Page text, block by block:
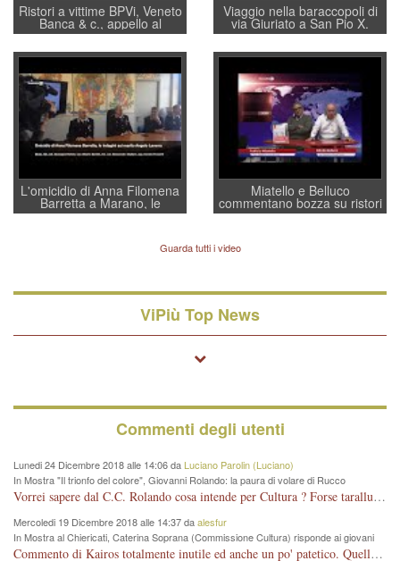
Ristori a vittime BPVi, Veneto
Banca & c., appello al
sottosegretario Alessio
Villarosa: per mettere ordine
convochi con Di Maio CNCU
a supporto della cabina di
regia al Mef
Viaggio nella baraccopoli di
via Giuriato a San Pio X.
Vicenza ai Vicentini: “faremo
un regalo di Natale ai
residenti”
L'omicidio di Anna Filomena
Barretta a Marano, le
indagini dei carabinieri di
Lavarra: più avvincenti di
quelle di... Barbara D'Urso
Miatello e Belluco
commentano bozza su ristori
BPVi e Veneto Banca
Guarda tutti i video
ViPiù Top News
Commenti degli utenti
Lunedi 24 Dicembre 2018 alle 14:06 da Luciano Parolin (Luciano)
In Mostra "Il trionfo del colore", Giovanni Rolando: la paura di volare di Rucco
Vorrei sapere dal C.C. Rolando cosa intende per Cultura ? Forse tarallucci, vino e sagre, o spaghetti tricolori del PD ? Il continuo (s)parlare della mostra a Palazzo Chiericati caro consigliere DANNEGGIA FORTEMENTE l'immagine della città TUTTA e fa deviare i consensi che in RUSSIA (badi bene ex U.R.S.S.) sono ECCELLENTI. A livello artistico l'evento è di alta Valenza culturale, COMPITO di Tutta la Cittadinanza fare il possibile per propagandare l'iniziativa senza farne UN CASO PARTITICO come fa Lei da sempre. Meno Gazebo + Partecipazione! E così sia. Amen.
Mercoledi 19 Dicembre 2018 alle 14:37 daalesfur
In Mostra al Chiericati, Caterina Soprana (Commissione Cultura) risponde ai giovani
del Pd: "realizzata a costo zero per il Comune"
Commento di Kairos totalmente inutile ed anche un po' patetico. Quella che è completamente mancata è stata la promozione internazionale dell'evento effettuata da chi lo sa fare, l'amministrazione in questo è stata totalmente assente relegando al provincialismo una mostra che meritava ben altre platee ed i risultati sono sotto gli occhi di tutti. Su questo bisogna parlare, il fatto di averla organizzata al Chiericati certo non ha aiutato ma è un aspetto secondario rispetto a quello della promozione. In città con le mostre organizzate da Goldin - che certo ha fatto principalmente i suoi interessi, ma ne ha comunque beneficiato la città in immagine e commercio per il centro - arrivavano giornalmente pullman carichi di turisti. Dove sono i turisti ora?